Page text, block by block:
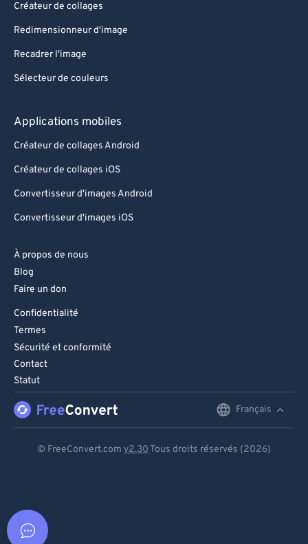
Créateur de collages
Redimensionneur d'image
Recadrer l'image
Sélecteur de couleurs
Applications mobiles
Créateur de collages Android
Créateur de collages iOS
Convertisseur d'images Android
Convertisseur d'images iOS
À propos de nous
Blog
Faire un don
Confidentialité
Termes
Sécurité et conformité
Contact
Statut
Français
© FreeConvert.com v2.30 Tous droits réservés (2026)